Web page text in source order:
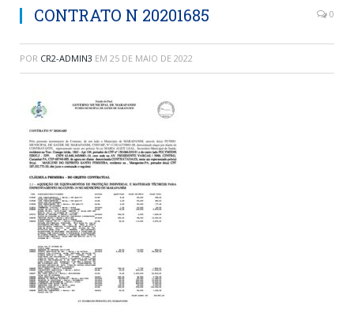
CONTRATO N 20201685 0
POR CR2-ADMIN3 EM 25 DE MAIO DE 2022